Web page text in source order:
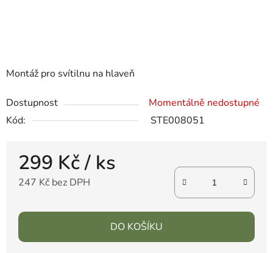
Montáž pro svítilnu na hlaveň
Dostupnost
Momentálně nedostupné
Kód:
STE008051
299 Kč/ ks
247 Kč bez DPH
DO KOŠÍKU